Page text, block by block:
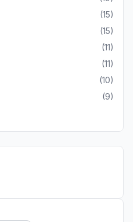
(15)
(15)
(11)
(11)
(10)
(9)